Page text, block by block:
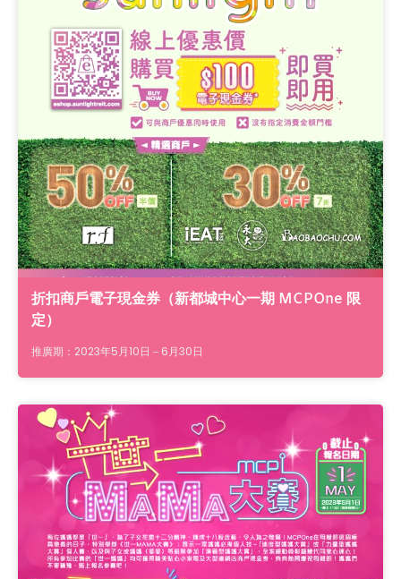
折扣商戶電子現金券（新都城中心一期 MCPOne 限
定）
推廣期：2023年5月10日－6月30日